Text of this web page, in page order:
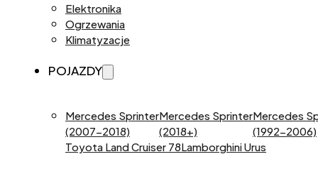
Elektronika
Ogrzewania
Klimatyzacje
POJAZDY
Mercedes Sprinter
(2007-2018)
Mercedes Sprinter
(2018+)
Mercedes
(1992-2006)
Toyota Land Cruiser 78Lamborghini Urus